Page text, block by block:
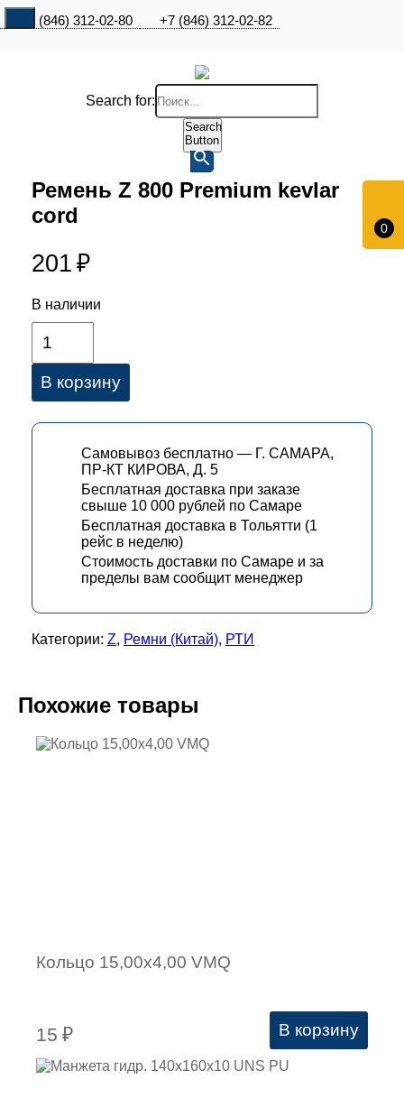
+7 (846) 312-02-80 +7 (846) 312-02-82
0
Search for:
Search
Button
Ремень Z 800 Premium kevlar
cord
201 ₽
В наличии
В корзину
Самовывоз бесплатно — Г. САМАРА,
ПР-КТ КИРОВА, Д. 5
Бесплатная доставка при заказе
свыше 10 000 рублей по Самаре
Бесплатная доставка в Тольятти (1
рейс в неделю)
Стоимость доставки по Самаре и за
пределы вам сообщит менеджер
Категории: Z, Ремни (Китай), РТИ
Похожие товары
Кольцо 15,00х4,00 VMQ
15 ₽ В корзину